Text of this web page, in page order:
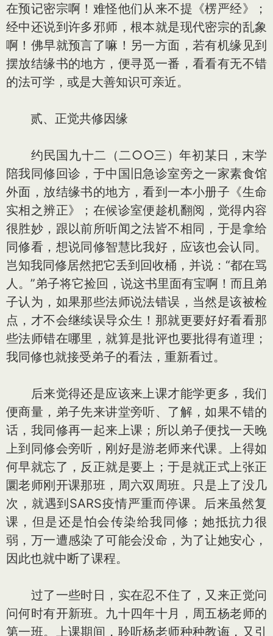
在预记密宗啊！难怪他们从来不提《楞严经》；
经中还说到许多邪师，根本就是现代密宗的乱象
啊！佛早就预言了嘛！另一方面，若有机缘见到
摆放结缘书的地方，便寻觅一番，看看有无不错
的法可学，或是大善知识可亲近。
贰、正觉共修因缘
约民国九十二（二○○三）年初某日，末学
陪我同修回诊，于中国旧急诊室旁之一家素食馆
外面，放结缘书的地方，看到一本小册子《生命
实相之辨正》；在候诊室便趁机翻阅，觉得内容
很胜妙，跟以前所听闻之法皆不相同，于是拿给
同修看，想说同修智慧比我好，应该也会认同。
岂知我同修居然把它丢到回收桶，并说：“都在骂
人。”弟子将它捡回，说这书里面有宝啊！而且弟
子认为，如果那些法师说法错误，当然是该被检
点，才不会继续误导众生！那就更要好好看看那
些法师错在哪里，就算是批评也要批得有道理；
我同修也就接受弟子的看法，重新看过。
后来觉得还是应该来上课才能学更多，我们
便商量，弟子先来讲堂旁听、了解，如果不错的
话，我同修再一起来上课；所以弟子便找一天晚
上到同修会旁听，刚好是游老师来代课。上得如
何早就忘了，反正就是要上；于是就正式上张正
圜老师刚开课那班，周六双周班。只是上了没几
次，就遇到SARS疫情严重而停课。后来虽然复
课，但是还是怕会传染给我同修；她抵抗力很
弱，万一遭感染了可能会没命，为了让她安心，
因此也就中断了课程。
过了一些时日，实在忍不住了，又来正觉问
问何时有开新班。九十四年十月，周五杨老师的
第一班。上课期间，聆听杨老师种种教诲，又引